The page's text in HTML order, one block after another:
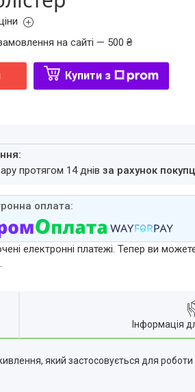
на сайті — 500 ₴
Купити з
протягом 14 днів за рахунок
електронні платежі. Тепер ви
Інформація
який застосовується для роботи